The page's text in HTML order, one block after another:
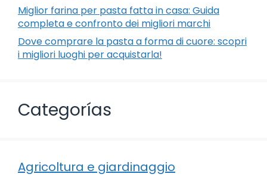
Miglior farina per pasta fatta in casa: Guida
completa e confronto dei migliori marchi
Dove comprare la pasta a forma di cuore: scopri
i migliori luoghi per acquistarla!
Categorías
Agricoltura e giardinaggio